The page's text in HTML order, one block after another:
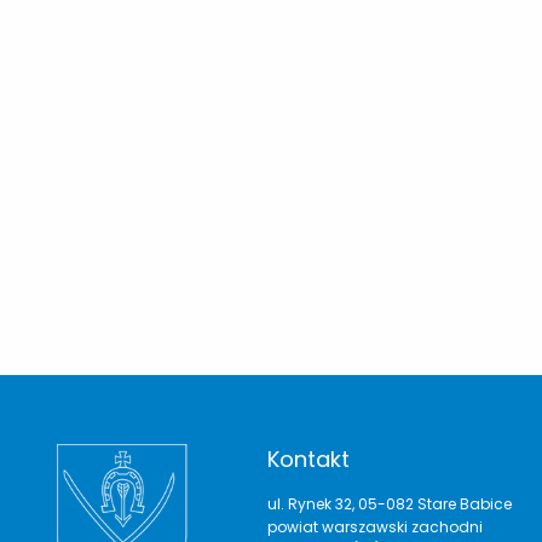
Kontakt
ul. Rynek 32, 05-082 Stare Babice
powiat warszawski zachodni